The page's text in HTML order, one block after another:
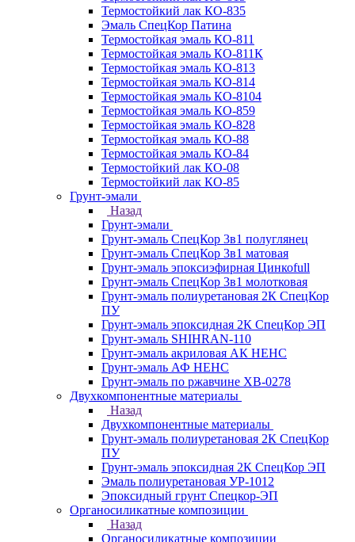
Термостойкий лак КО-835
Эмаль СпецКор Патина
Термостойкая эмаль КО-811
Термостойкая эмаль КО-811К
Термостойкая эмаль КО-813
Термостойкая эмаль КО-814
Термостойкая эмаль КО-8104
Термостойкая эмаль КО-859
Термостойкая эмаль КО-828
Термостойкая эмаль КО-88
Термостойкая эмаль КО-84
Термостойкий лак КО-08
Термостойкий лак КО-85
Грунт-эмали
Назад
Грунт-эмали
Грунт-эмаль СпецКор 3в1 полуглянец
Грунт-эмаль СпецКор 3в1 матовая
Грунт-эмаль эпоксиэфирная Цинкоfull
Грунт-эмаль СпецКор 3в1 молотковая
Грунт-эмаль полиуретановая 2К СпецКор
ПУ
Грунт-эмаль эпоксидная 2К СпецКор ЭП
Грунт-эмаль SHIHRAN-110
Грунт-эмаль акриловая АК НЕНС
Грунт-эмаль АФ НЕНС
Грунт-эмаль по ржавчине ХВ-0278
Двухкомпонентные материалы
Назад
Двухкомпонентные материалы
Грунт-эмаль полиуретановая 2К СпецКор
ПУ
Грунт-эмаль эпоксидная 2К СпецКор ЭП
Эмаль полиуретановая УР-1012
Эпоксидный грунт Спецкор-ЭП
Органосиликатные композиции
Назад
Органосиликатные композиции